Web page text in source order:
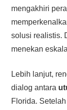
mengakhiri
solusi realistis.
menekan
Lebih lanjut,
dialog antara
Florida.